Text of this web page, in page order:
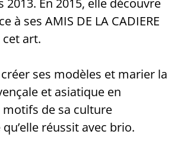
à ses AMIS DE LA CADIERE
cet art.
ses modèles et marier la
et asiatique en
de sa culture
réussit avec brio.